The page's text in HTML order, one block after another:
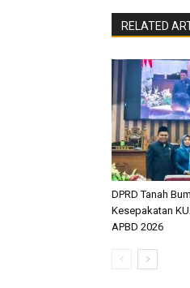
RELATED
DPRD Tanah
Kesepakatan
APBD 2026